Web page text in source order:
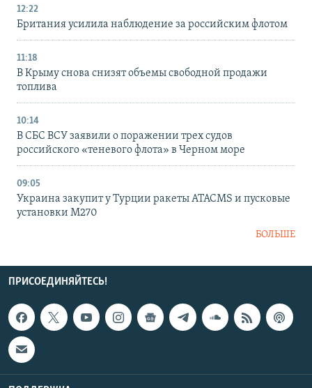
12:22
Британия усилила наблюдение за российским флотом
11:18
В Крыму снова снизят объемы свободной продажи
топлива
10:14
В СБС ВСУ заявили о поражении трех судов
российского «теневого флота» в Черном море
09:05
Украина закупит у Турции ракеты ATACMS и пусковые
установки M270
БОЛЬШЕ
ПРИСОЕДИНЯЙТЕСЬ!